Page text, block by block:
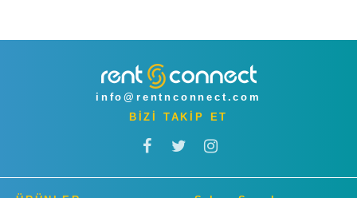
info@rentnconnect.com
BİZİ TAKİP ET